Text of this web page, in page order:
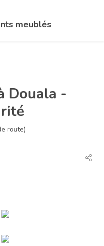
meublés
Douala -
route)